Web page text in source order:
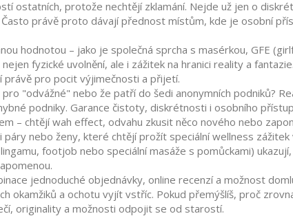
ostatních, protože nechtějí zklamání. Nejde už jen o
právě proto dávají přednost místům, kde je osobní
hodnotou – jako je společná sprcha s masérkou, GFE
fyzické uvolnění, ale i zážitek na hranici reality a
pro pocit výjimečnosti a přijetí.
"odvážné" nebo že patří do šedi anonymních podniků?
podniky. Garance čistoty, diskrétnosti i osobního
– chtějí wah effect, odvahu zkusit něco nového nebo
nebo ženy, které chtějí prožít speciální wellness
footjob nebo speciální masáže s pomůckami)
jednoduché objednávky, online recenzí a možnost
okamžiků a ochotu vyjít vstříc. Pokud přemýšlíš, proč
originality a možnosti odpojit se od starostí.